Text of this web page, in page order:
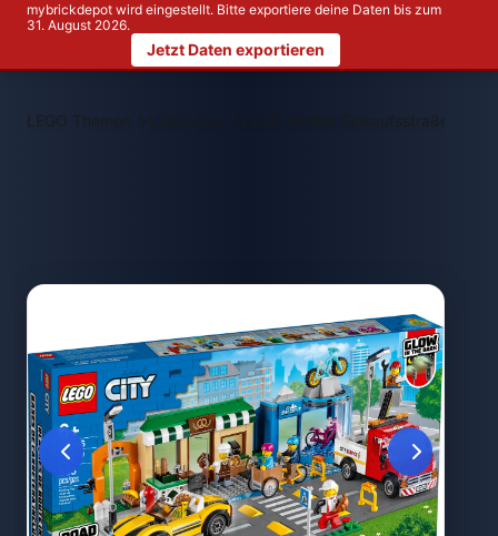
mybrickdepot wird eingestellt. Bitte exportiere deine Daten bis zum
31. August 2026.
Jetzt Daten exportieren
LEGO Themen > LEGO 60306 Einkaufsstraße mit